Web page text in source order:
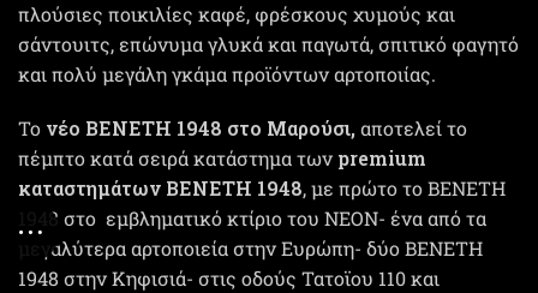
πλούσιες ποικιλίες καφέ, φρέσκους χυμούς και
σάντουιτς, επώνυμα γλυκά και παγωτά, σπιτικό φαγητό
και πολύ μεγάλη γκάμα προϊόντων αρτοποιίας.
Το νέο ΒΕΝΕΤΗ 1948 στο Μαρούσι,αποτελεί το
πέμπτο κατά σειρά κατάστημα των premium
καταστημάτων ΒΕΝΕΤΗ 1948, με πρώτο το ΒΕΝΕΤΗ
1948 στο εμβληματικό κτίριο του ΝΕΟΝ- ένα από τα
μεγαλύτερα αρτοποιεία στην Ευρώπη- δύο ΒΕΝΕΤΗ
1948 στην Κηφισιά- στις οδούς Τατοϊου 110 και